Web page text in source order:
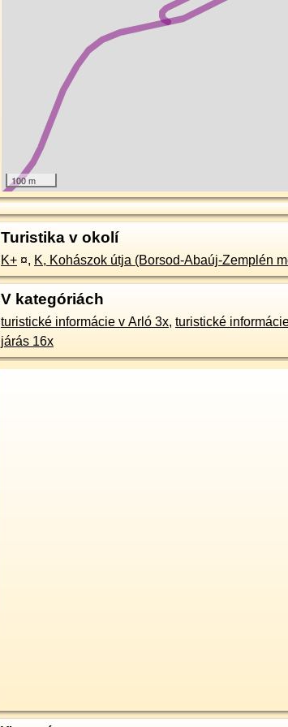
100 m
Turistika v okolí
K+ ¤, K, Kohászok útja (Borsod-Abaúj-Zemplén
V kategóriách
turistické informácie v Arló 3x, turistické
járás 16x